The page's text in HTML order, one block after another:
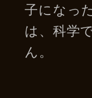
子になっ
は、科学
ん。